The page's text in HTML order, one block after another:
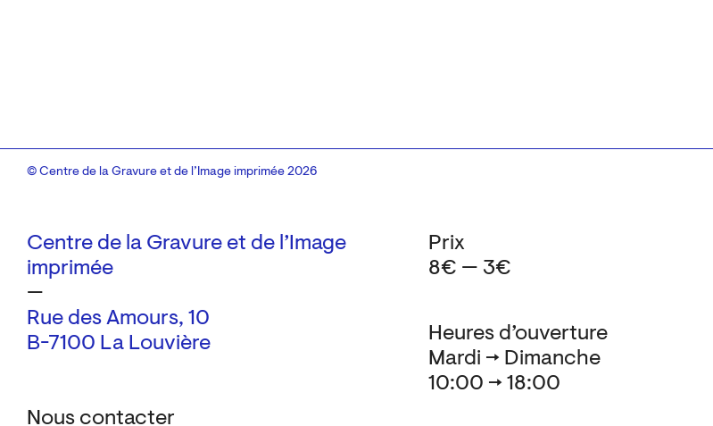
Centre de la Gravure et de l’Image
imprimée
—
Rue des Amours, 10
B-7100 La Louvière
Nous contacter
Heures d’ouverture
Mardi → Dimanche
10:00 → 18:00
Prix
8€ — 3€
© Centre de la Gravure et de l’Image imprimée 2026